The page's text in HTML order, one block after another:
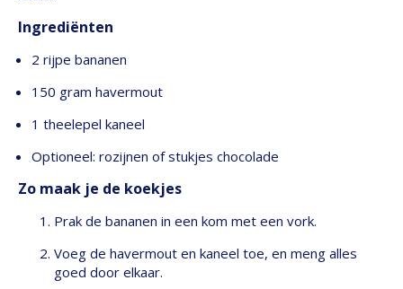
Ingrediënten
2 rijpe bananen
150 gram havermout
1 theelepel kaneel
Optioneel: rozijnen of stukjes chocolade
Zo maak je de koekjes
Prak de bananen in een kom met een vork.
Voeg de havermout en kaneel toe, en meng alles
goed door elkaar.